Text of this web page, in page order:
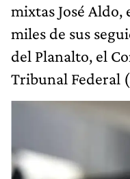
mixtas José Aldo,
miles de sus
del Planalto, el
Tribunal Federal